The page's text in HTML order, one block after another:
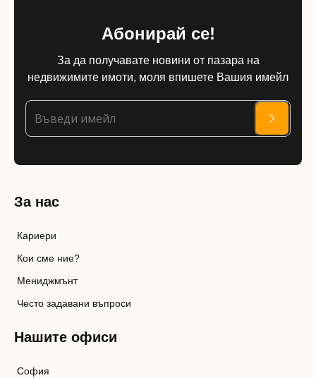
Абонирай се!
За да получавате новини от пазара на
недвижимите имоти, моля впишете Вашия имейл
За нас
Кариери
Кои сме ние?
Мениджмънт
Често задавани въпроси
Нашите офиси
София